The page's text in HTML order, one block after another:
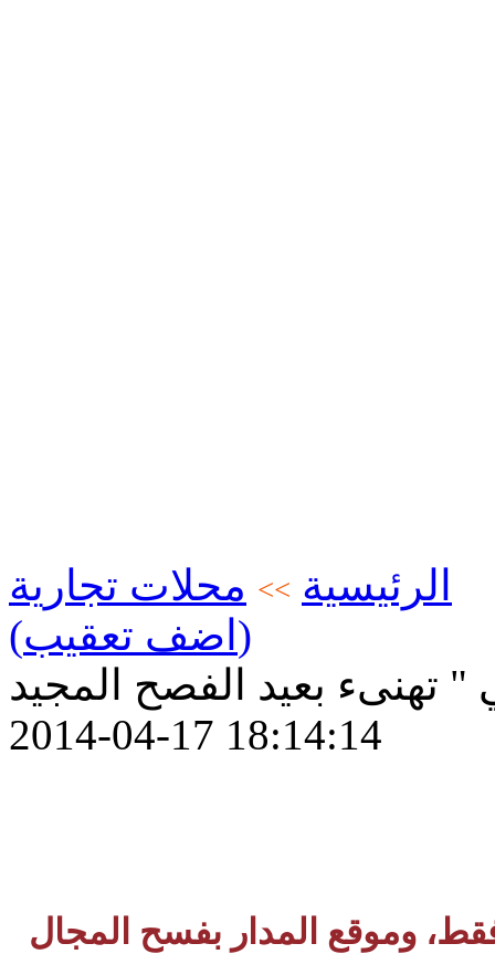
الرئيسية >> محلات تجارية
(اضف تعقيب)
تهنىء بعيد الفصح المجيد
2014-04-17 18:14:14
وموقع المدار بفسح المجال